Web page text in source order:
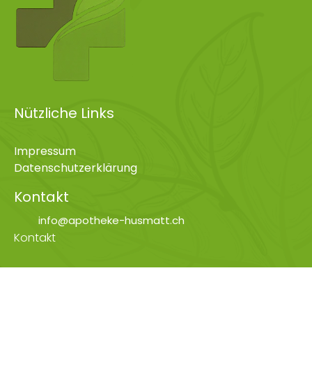
Nützliche Links
Impressum
Datenschutzerklärung
Kontakt
info@apotheke-husmatt.ch
Kontakt